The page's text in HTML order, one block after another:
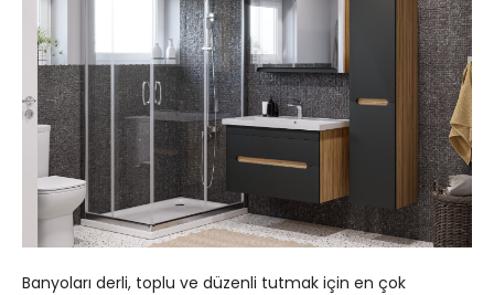
Banyoları derli, toplu ve düzenli tutmak için en çok